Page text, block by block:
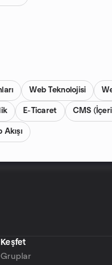
Web Teknolojisi
E-Ticaret CMS
Akışı
Keşfet
Gruplar